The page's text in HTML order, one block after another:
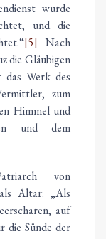
wurde
und die
[5] Nach
die Gläubigen
das Werk des
zum
Himmel und
und dem
von
Altar: „Als
auf
die Sünde der